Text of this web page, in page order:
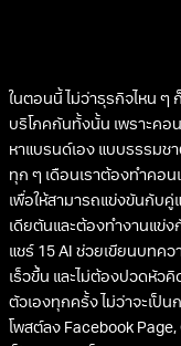
ในตอนนี้ ไม่ว่าธุรกิจไหน
บริโภคกันทั้งนั้น เพราะคอ
หาแบรนด์เอง แบบธรรมช
ทุก ๆ เดือนเราต้องทำคอ
เพื่อให้สามารถแข่งขันกับคู่
เดียตันและต้องทำงานแข่ง
แชร์ 15 AI ช่วยเขียนบทคว
เร็วขึ้น และไม่ต้องปวดหัว
ตัวเองทุกครั้ง ไม่ว่าจะเป็น
โพสต์ลง Facebook